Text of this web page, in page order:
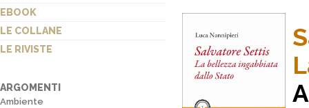
EBOOK
LE COLLANE
LE RIVISTE
ARGOMENTI
Ambiente